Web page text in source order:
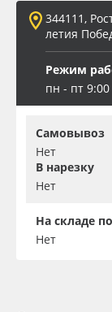
344111,
летия
Режим
пн - пт
Самовывоз
Нет
В нарезку
Нет
На складе
Нет